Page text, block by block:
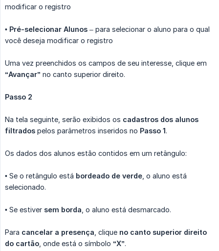
modificar o registro
• Pré-selecionar Alunos – para selecionar o aluno para o qual
você deseja modificar o registro
Uma vez preenchidos os campos de seu interesse, clique em
“Avançar” no canto superior direito.
Passo 2
Na tela seguinte, serão exibidos os cadastros dos alunos
filtrados pelos parâmetros inseridos no Passo 1.
Os dados dos alunos estão contidos em um retângulo:
• Se o retângulo está bordeado de verde , o aluno está
selecionado.
• Se estiver sem borda , o aluno está desmarcado.
Para cancelar a presença , clique no canto superior direito
do cartão , onde está o símbolo “X”.